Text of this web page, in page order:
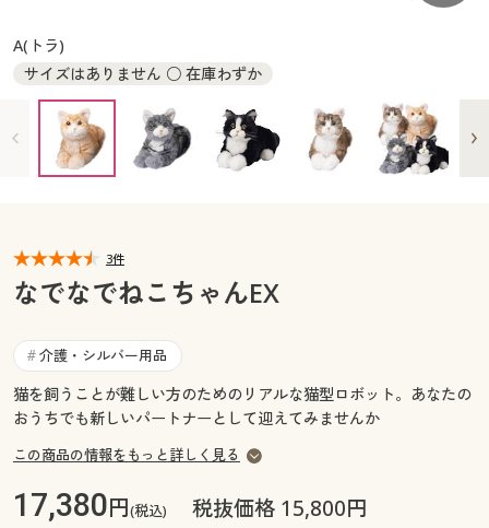
大きいサイズ 事務・制服
カタログ・チラシからのご注文
デジタルカタログ
カタログ無料プレゼント
マイページ
お気に入り
サポート
ご利用ガイド
カタログ無料プレゼント
会員メニュー
閲覧履歴
サポート
ご利用ガイド
A(トラ)
サイズはありません ○ 在庫わずか
3件
なでなでねこちゃんEX
# 介護・シルバー用品
猫を飼うことが難しい方のためのリアルな猫型ロボット。あなたの
おうちでも新しいパートナーとして迎えてみませんか
この商品の情報をもっと詳しく見る
17,380円(税込) 税抜価格 15,800円